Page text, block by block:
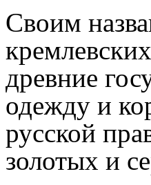
Своим
древние
одежду и
русской
золотых и